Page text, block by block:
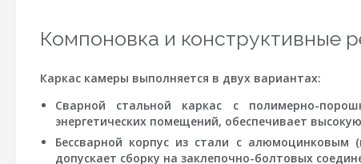
Компоновка и конструктивные
Каркас камеры выполняется в двух вариантах:
Сварной стальной каркас с полимерно-
энергетических помещений, обеспечивает
Бессварной корпус из стали с алюмоцинковым
допускает сборку на заклепочно-болтовых